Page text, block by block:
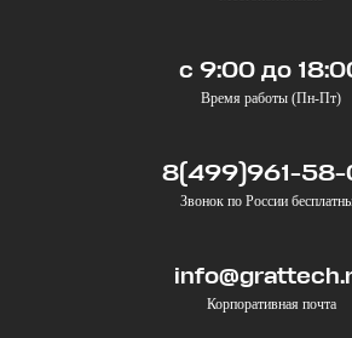
с 9:00 до
Время работы (Пн-Пт)
8(499)961-58-
Звонок по России
Корпоративная почта